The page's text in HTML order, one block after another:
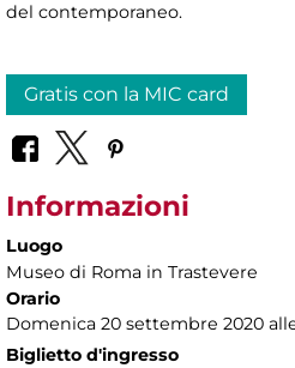
del contemporaneo.
Gratis con la MIC card
Informazioni
Luogo
Museo di Roma in Trastevere
Orario
Domenica 20 settembre 2020
Biglietto d'ingresso